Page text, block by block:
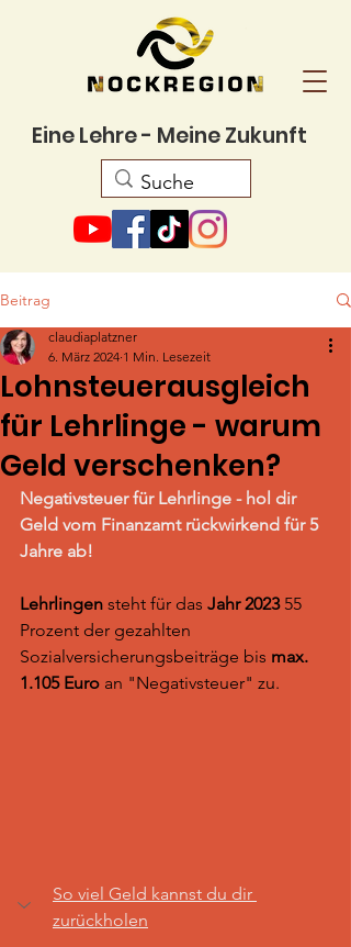
Eine Lehre - Meine Zukunft
Beitrag
Lohnsteuerausgleich
für Lehrlinge - warum
Geld verschenken?
claudiaplatzner
6. März 2024 1 Min. Lesezeit
Negativsteuer für Lehrlinge - hol dir
Geld vom Finanzamt rückwirkend für 5
Jahre ab!
Lehrlingen steht für das Jahr 2023 55
Prozent der gezahlten
Sozialversicherungsbeiträge bis max.
1.105 Euro an "Negativsteuer" zu.
So viel Geld kannst du dir
zurückholen